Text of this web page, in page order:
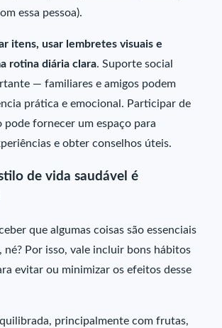
essa pessoa).
itens, usar lembretes visuais e
rotina diária clara. Suporte social
— familiares e amigos podem
prática e emocional. Participar de
pode fornecer um espaço para
e obter conselhos úteis.
de vida saudável é
que algumas coisas são essenciais
né? Por isso, vale incluir bons hábitos
evitar ou minimizar os efeitos desse
principalmente com frutas,